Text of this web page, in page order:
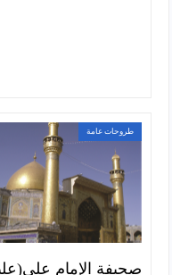
طروحات عامة
صحيفة الإمام